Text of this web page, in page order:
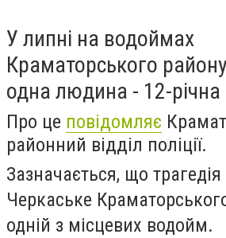
У липні на водоймах
Краматорського
одна людина - 12-річна
Про це повідомляє
районний відділ поліції.
Зазначається, що трагедія
Черкаське
одній з місцевих водойм.